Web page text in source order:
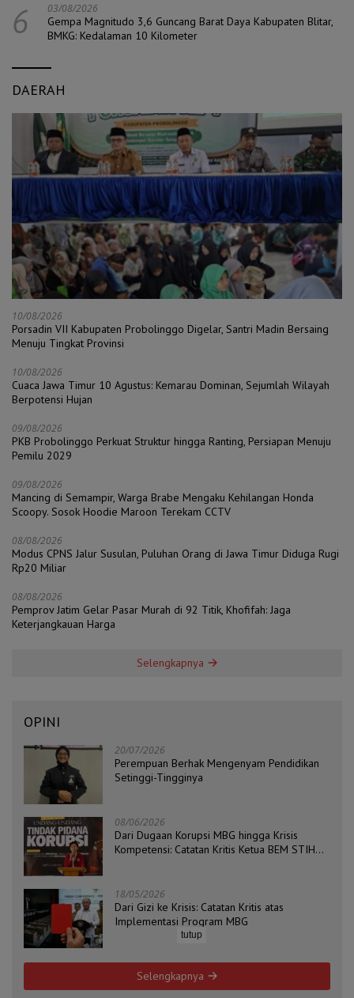
6 03/08/2026
Gempa Magnitudo 3,6 Guncang Barat Daya Kabupaten Blitar,
BMKG: Kedalaman 10 Kilometer
DAERAH
10/08/2026
Porsadin VII Kabupaten Probolinggo Digelar, Santri Madin Bersaing
Menuju Tingkat Provinsi
10/08/2026
Cuaca Jawa Timur 10 Agustus: Kemarau Dominan, Sejumlah Wilayah
Berpotensi Hujan
09/08/2026
PKB Probolinggo Perkuat Struktur hingga Ranting, Persiapan Menuju
Pemilu 2029
09/08/2026
Mancing di Semampir, Warga Brabe Mengaku Kehilangan Honda
Scoopy. Sosok Hoodie Maroon Terekam CCTV
08/08/2026
Modus CPNS Jalur Susulan, Puluhan Orang di Jawa Timur Diduga Rugi
Rp20 Miliar
08/08/2026
Pemprov Jatim Gelar Pasar Murah di 92 Titik, Khofifah: Jaga
Keterjangkauan Harga
Selengkapnya
OPINI
20/07/2026
Perempuan Berhak Mengenyam Pendidikan
Setinggi-Tingginya
08/06/2026
Dari Dugaan Korupsi MBG hingga Krisis
Kompetensi: Catatan Kritis Ketua BEM STIH
18/05/2026
Dari Gizi ke Krisis: Catatan Kritis atas
Implementasi Program MBG
Selengkapnya
tutup